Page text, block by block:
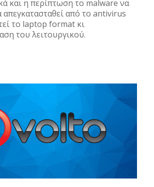
και η περίπτωση το malware να
απεγκατασταθεί από το antivirus
το laptop format κι
του λειτουργικού.